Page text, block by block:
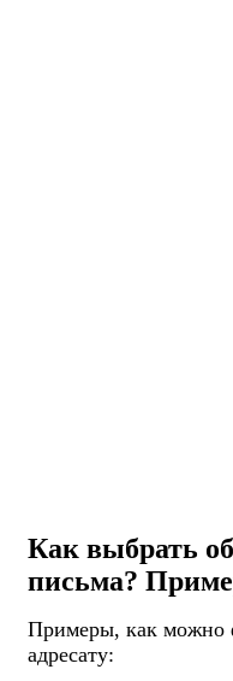
Как выбрать
письма?
Примеры, как можно
адресату: